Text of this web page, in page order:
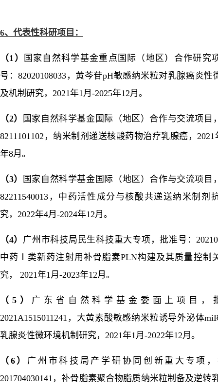
6、 代表性科研项目：
（1 ）
国家自然科学基金重点国际（地区）合作研究
号：82020108033 ，黄芩苷pH敏感纳米粒对乳腺癌炎性
及机制研究， 2021年1 月 -2025年12月。
（2）
国家自然科学基金国际（地区）合作与交流项目
8211101102 ，纳米制剂递送核酸药物治疗乳腺癌， 2021
年8月。
（3）
国家自然科学基金国际（地区）合作与交流项目
82211540013 ，中药活性成分与核酸共递送纳米制剂
究， 2022年4月 -2024年12月。
（4） 广州市科技局 民生科技重大专项 ，批准号：
中药
类新药注射用补骨脂素PLN构建及其质量控制
究， 2021年1 月 -2023年12月。
（5） 广东省自然科学基金委面上项目，
2021A1515011241 ，大黄素酸敏感纳米粒诱导外泌体
乳腺炎性微环境机制研究， 2021年1 月 -2022年12月。
（ 6） 广州市科技局产学研协同创新重大专项
201704030141 ，补骨脂素聚合物脂质纳米粒制备及逆转